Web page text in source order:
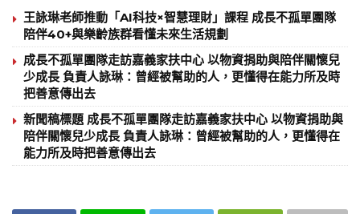
王詠琳老師推動「AI科技×智慧理財」課程 成長不孤單團隊
陪伴40+與樂齡族群看懂未來生活規劃
成長不孤單團隊走訪嘉義家扶中心 以物資捐助與陪伴關懷兒
少成長 負責人詠琳：曾經被幫助的人，更懂得在能力所及時
把善意傳出去
新聞稿標題 成長不孤單團隊走訪嘉義家扶中心 以物資捐助與
陪伴關懷兒少成長 負責人詠琳：曾經被幫助的人，更懂得在
能力所及時把善意傳出去